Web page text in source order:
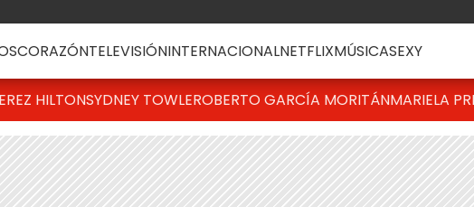
CORAZÓNTELEVISIÓNINTERNACIONALNETFLIXMÚSICASEXY
HILTONSYDNEY TOWLEROBERTO GARCÍA MORITÁNMARIELA